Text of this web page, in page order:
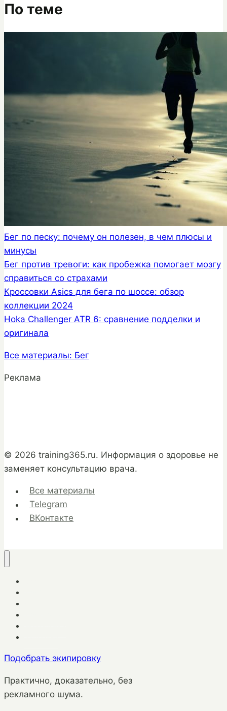
По теме
Бег по песку: почему он полезен, в чем плюсы и
минусы
Бег против тревоги: как пробежка помогает мозгу
справиться со страхами
Кроссовки Asics для бега по шоссе: обзор
коллекции 2024
Hoka Challenger ATR 6: сравнение подделки и
оригинала
Все материалы: Бег
Реклама
© 2026 training365.ru. Информация о здоровье не
заменяет консультацию врача.
Все материалы
Telegram
ВКонтакте
Подобрать экипировку
Практично, доказательно, без
рекламного шума.